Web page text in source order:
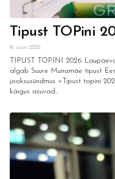
Tipust TOPini
16. juuni 2026
TIPUST TOPINI 2026
algab Suure Munamäe tipust
jooksusündmus «Tipust topini
käigus asuvad...